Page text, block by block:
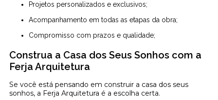
Projetos personalizados e exclusivos;
Acompanhamento em todas as etapas da obra;
Compromisso com prazos e qualidade;
Construa a Casa dos Seus Sonhos com a
Ferja Arquitetura
Se você está pensando em construir a casa dos seus
sonhos, a Ferja Arquitetura é a escolha certa.